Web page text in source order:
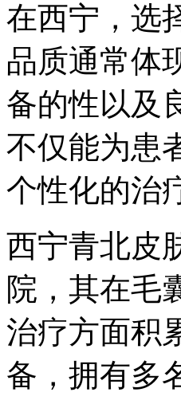
在西宁，选
品质通常体
备的性以及
不仅能为患
个性化的治
西宁青北皮
院，其在毛
治疗方面积
备，拥有多